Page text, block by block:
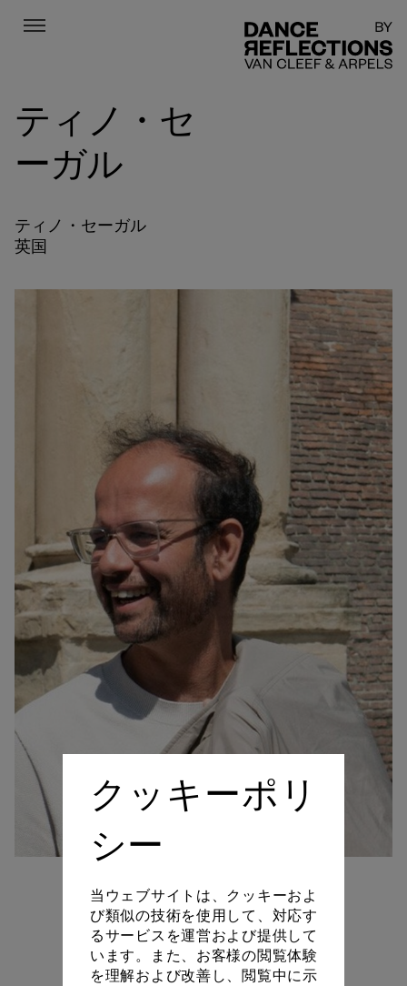
Menu
ティノ・セ
ーガル
ティノ・セーガル
英国
クッキーポリ
シー
当ウェブサイトは、クッキーおよ
び類似の技術を使用して、対応す
るサービスを運営および提供して
います。また、お客様の閲覧体験
を理解および改善し、閲覧中に示